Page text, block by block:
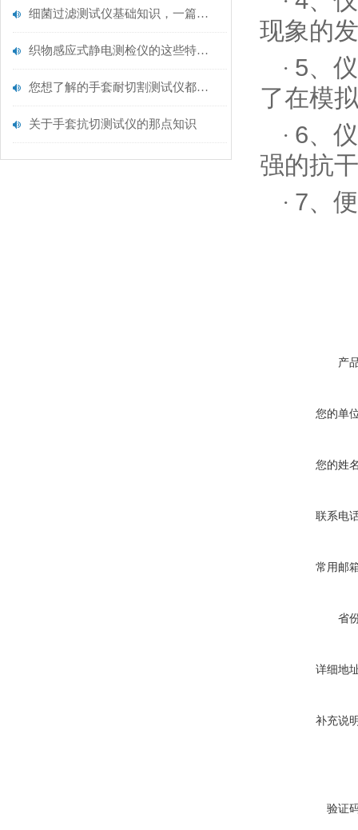
细菌过滤测试仪基础知识，一篇搞定
织物感应式静电测检仪的这些特点很少有人都知道
您想了解的手套耐切割测试仪都在这里了
关于手套抗切测试仪的那点知识
现象的
· 5、
了在模
· 6、
强的抗
· 7、
产
您的单
您的姓
联系电
常用邮
省
详细地
补充说
验证